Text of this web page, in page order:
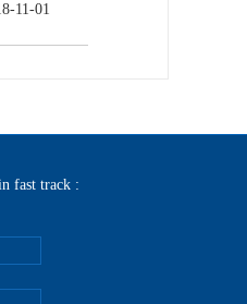
-11-01
fast track :